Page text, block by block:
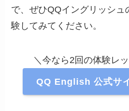
で、ぜひQQイングリッシュ
験してみてください。
＼今なら2回の体験レ
QQ English 公式サ